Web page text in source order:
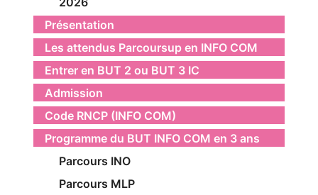
Présentation
Les attendus Parcoursup en INFO COM
Entrer en BUT 2 ou BUT 3 IC
Admission
Code RNCP (INFO COM)
Programme du BUT INFO COM en 3 ans
Parcours INO
Parcours MLP